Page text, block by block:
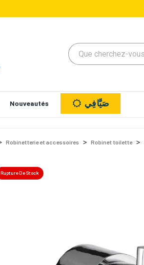
Nouveautés صَيَّافِي
Robinetterie et accessoires Robinet toilette
Rupture De Stock